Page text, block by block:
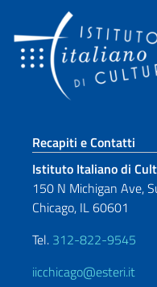
Sezione
Recapiti e Contatti
Istituto Italiano di
150 N Michigan Ave,
Chicago, IL 60601
Tel. 312-822-9545
iicchicago@esteri.it